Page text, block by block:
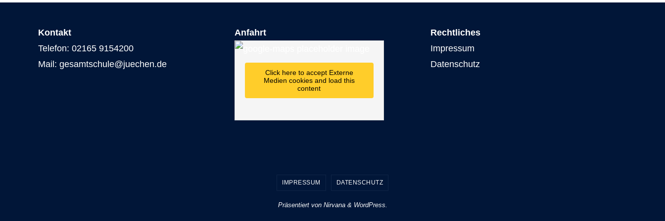
Kontakt
Telefon: 02165 9154200
Mail: gesamtschule@juechen.de
Anfahrt
Click here to accept Externe
Medien cookies and load this
content
Rechtliches
Impressum
Datenschutz
IMPRESSUM DATENSCHUTZ
Präsentiert von Nirvana& WordPress.